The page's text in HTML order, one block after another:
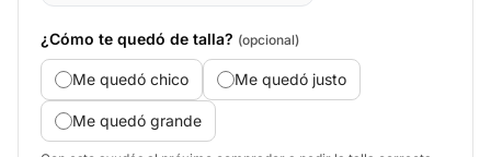
¿Cómo te quedó de talla? (opcional)
Me quedó chico Me quedó justo
Me quedó grande